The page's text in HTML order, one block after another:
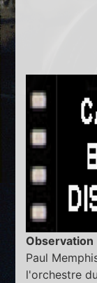
Observation
Paul
l'orchestre